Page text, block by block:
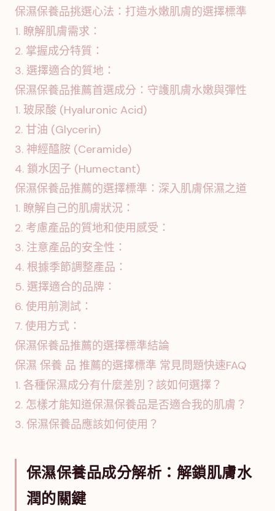
保濕保養品挑選心法：打造水嫩肌膚的選擇標準
1. 瞭解肌膚需求：
2. 掌握成分特質：
3. 選擇適合的質地：
保濕保養品推薦首選成分：守護肌膚水嫩與彈性
1. 玻尿酸 (Hyaluronic Acid)
2. 甘油 (Glycerin)
3. 神經醯胺 (Ceramide)
4. 鎖水因子 (Humectant)
保濕保養品推薦的選擇標準：深入肌膚保濕之道
1. 瞭解自己的肌膚狀況：
2. 考慮產品的質地和使用感受：
3. 注意產品的安全性：
4. 根據季節調整產品：
5. 選擇適合的品牌：
6. 使用前測試：
7. 使用方式：
保濕保養品推薦的選擇標準結論
保濕 保養 品 推薦的選擇標準 常見問題快速FAQ
1. 各種保濕成分有什麼差別？該如何選擇？
2. 怎樣才能知道保濕保養品是否適合我的肌膚？
3. 保濕保養品應該如何使用？
保濕保養品成分解析：解鎖肌膚水
潤的關鍵